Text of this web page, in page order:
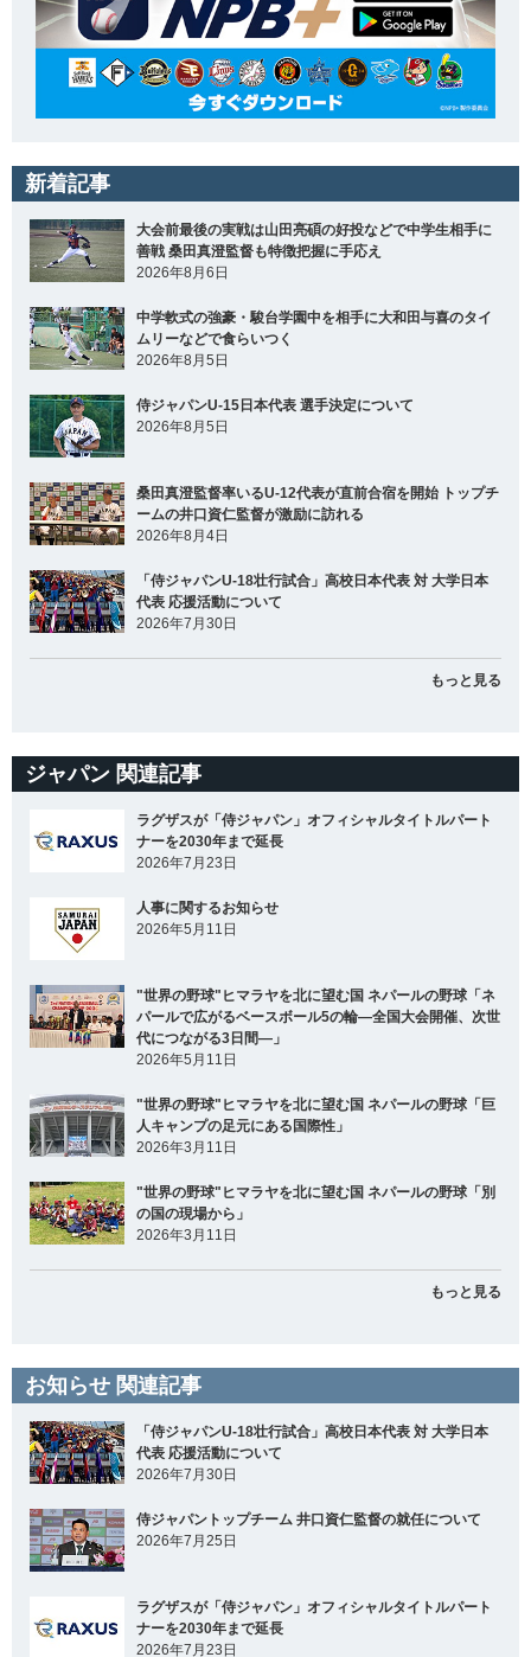
新着記事
大会前最後の実戦は山田亮碩の好投などで中学生相手に
善戦 桑田真澄監督も特徴把握に手応え
2026年8月6日
中学軟式の強豪・駿台学園中を相手に大和田与喜のタイ
ムリーなどで食らいつく
2026年8月5日
侍ジャパンU-15日本代表 選手決定について
2026年8月5日
桑田真澄監督率いるU-12代表が直前合宿を開始 トップチ
ームの井口資仁監督が激励に訪れる
2026年8月4日
「侍ジャパンU-18壮行試合」高校日本代表 対 大学日本
代表 応援活動について
2026年7月30日
もっと見る
ジャパン 関連記事
ラグザスが「侍ジャパン」オフィシャルタイトルパート
ナーを2030年まで延長
2026年7月23日
人事に関するお知らせ
2026年5月11日
"世界の野球"ヒマラヤを北に望む国 ネパールの野球「ネ
パールで広がるベースボール5の輪―全国大会開催、次世
代につながる3日間―」
2026年5月11日
"世界の野球"ヒマラヤを北に望む国 ネパールの野球「巨
人キャンプの足元にある国際性」
2026年3月11日
"世界の野球"ヒマラヤを北に望む国 ネパールの野球「別
の国の現場から」
2026年3月11日
もっと見る
お知らせ 関連記事
「侍ジャパンU-18壮行試合」高校日本代表 対 大学日本
代表 応援活動について
2026年7月30日
侍ジャパントップチーム 井口資仁監督の就任について
2026年7月25日
ラグザスが「侍ジャパン」オフィシャルタイトルパート
ナーを2030年まで延長
2026年7月23日